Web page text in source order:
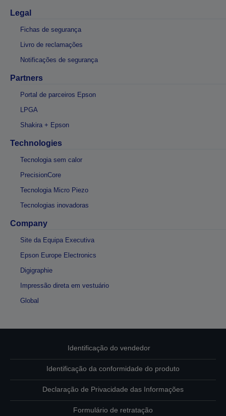
Legal
Fichas de segurança
Livro de reclamações
Notificações de segurança
Partners
Portal de parceiros Epson
LPGA
Shakira + Epson
Technologies
Tecnologia sem calor
PrecisionCore
Tecnologia Micro Piezo
Tecnologias inovadoras
Company
Site da Equipa Executiva
Epson Europe Electronics
Digigraphie
Impressão direta em vestuário
Global
Identificação do vendedor
Identificação da conformidade do produto
Declaração de Privacidade das Informações
Formulário de retratação